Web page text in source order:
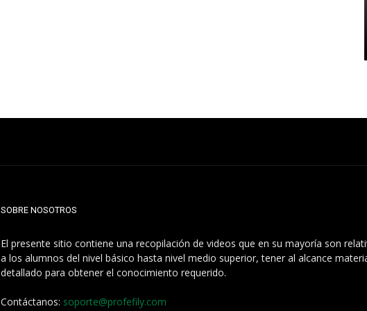
SOBRE NOSOTROS
El presente sitio contiene una recopilación de videos que en su mayoría son
a los alumnos del nivel básico hasta nivel medio superior, tener al alcance
detallado para obtener el conocimiento requerido.
Contáctanos: soporte@profefily.com